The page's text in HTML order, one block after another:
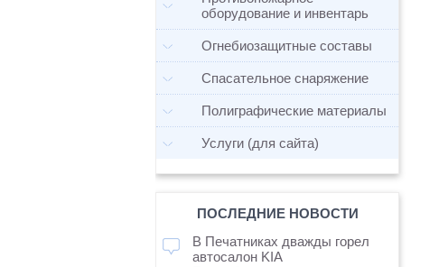
оборудование и инвентарь
Огнебиозащитные составы
Спасательное снаряжение
Полиграфические материалы
Услуги (для сайта)
ПОСЛЕДНИЕ НОВОСТИ
В Печатниках дважды горел
автосалон KIA